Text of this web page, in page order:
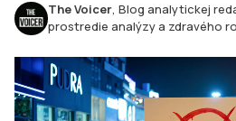
The Voicer, Blog analytickej
prostredie analýzy a zdravého